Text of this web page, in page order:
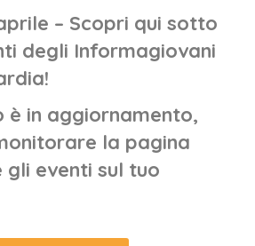
– Scopri qui sotto
degli Informagiovani
è in aggiornamento,
la pagina
eventi sul tuo